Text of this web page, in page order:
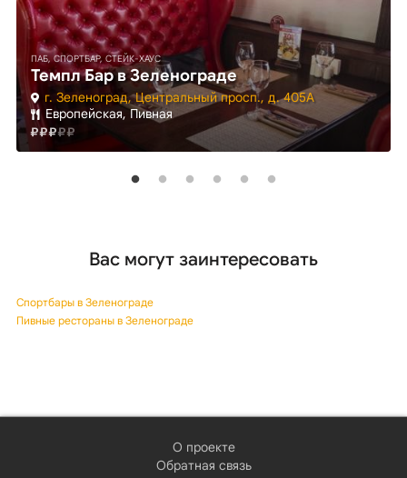
ПАБ, СПОРТБАР, СТЕЙК-ХАУС
Темпл Бар в Зеленограде
г. Зеленоград, Центральный просп., д. 405А
Европейская, Пивная
Вас могут заинтересовать
Спортбары в Зеленограде
Пивные рестораны в Зеленограде
О проекте
Обратная связь